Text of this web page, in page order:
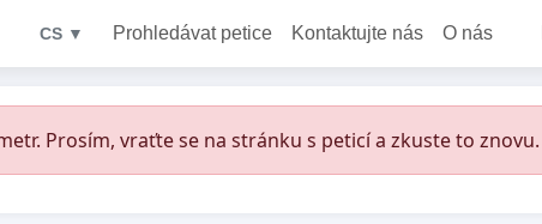
CS ▼ Prohledávat petice Kontaktujte nás O nás
Prosím, vraťte se na stránku s peticí a zkuste to znovu.